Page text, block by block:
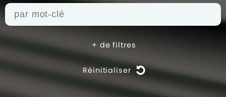
+ de filtres
Réinitialiser